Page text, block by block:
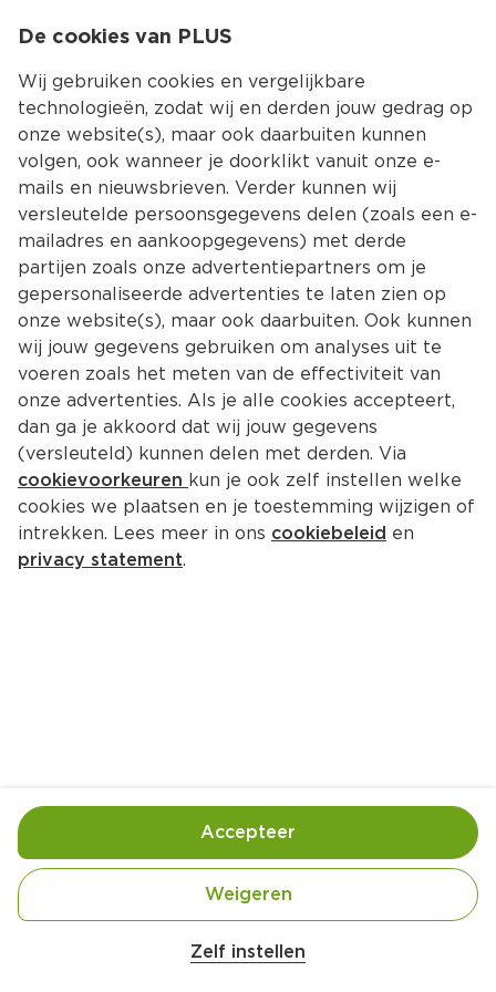
Kies jouw
Terug Producten
Eddy Toys Glider
Per Kaart 1 st
Contactgegevens leverancier
De cookies van PLUS
Wij gebruiken cookies en vergelijkbare
technologieën, zodat wij en derden jouw gedrag op
onze website(s), maar ook daarbuiten kunnen
volgen, ook wanneer je doorklikt vanuit onze e-
mails en nieuwsbrieven. Verder kunnen wij
versleutelde persoonsgegevens delen (zoals een e-
mailadres en aankoopgegevens) met derde
partijen zoals onze advertentiepartners om je
gepersonaliseerde advertenties te laten zien op
onze website(s), maar ook daarbuiten. Ook kunnen
wij jouw gegevens gebruiken om analyses uit te
voeren zoals het meten van de effectiviteit van
onze advertenties. Als je alle cookies accepteert,
dan ga je akkoord dat wij jouw gegevens
(versleuteld) kunnen delen met derden. Via
cookievoorkeuren kun je ook zelf instellen welke
cookies we plaatsen en je toestemming wijzigen of
intrekken. Lees meer in ons cookiebeleid en
privacy statement.
Zelf instellen
Weigeren
Accepteer